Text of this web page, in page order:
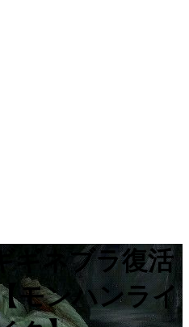
ギネブラ復活
モンハンライ